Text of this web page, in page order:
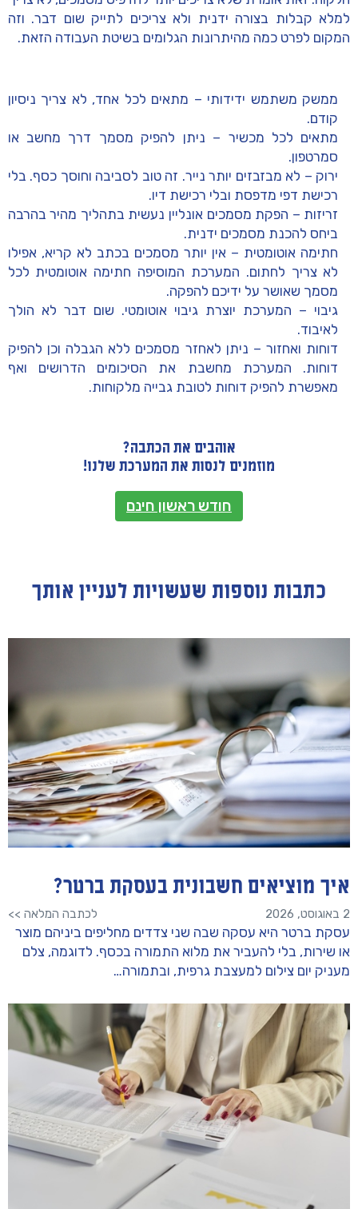
למלא קבלות בצורה ידנית ולא צריכים לתייק שום דבר. וזה
המקום לפרט כמה מהיתרונות הגלומים בשיטת העבודה הזאת.
ממשק משתמש ידידותי – מתאים לכל אחד, לא צריך ניסיון
קודם.
מתאים לכל מכשיר – ניתן להפיק מסמך דרך מחשב או
סמרטפון.
ירוק – לא מבזבזים יותר נייר. זה טוב לסביבה וחוסך כסף. בלי
רכישת דפי מדפסת ובלי רכישת דיו.
זריזות – הפקת מסמכים אונליין נעשית בתהליך מהיר בהרבה
ביחס להכנת מסמכים ידנית.
חתימה אוטומטית – אין יותר מסמכים בכתב לא קריא, אפילו
לא צריך לחתום. המערכת המוסיפה חתימה אוטומטית לכל
מסמך שאושר על ידיכם להפקה.
גיבוי – המערכת יוצרת גיבוי אוטומטי. שום דבר לא הולך
לאיבוד.
דוחות ואחזור – ניתן לאחזר מסמכים ללא הגבלה וכן להפיק
דוחות. המערכת מחשבת את הסיכומים הדרושים ואף
מאפשרת להפיק דוחות לטובת גבייה מלקוחות.
אוהבים את הכתבה?
מוזמנים לנסות את המערכת שלנו!
חודש ראשון חינם
כתבות נוספות שעשויות לעניין אותך
איך מוציאים חשבונית בעסקת ברטר?
2 באוגוסט, 2026 לכתבה המלאה >>
עסקת ברטר היא עסקה שבה שני צדדים מחליפים ביניהם מוצר
או שירות, בלי להעביר את מלוא התמורה בכסף. לדוגמה, צלם
מעניק יום צילום למעצבת גרפית, ובתמורה…